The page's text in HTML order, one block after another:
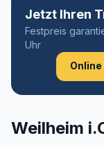
Jetzt Ihren
Festpreis
Uhr
Weilheim